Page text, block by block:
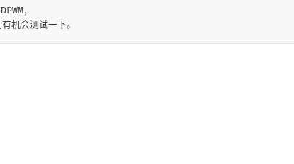
，
机会测试一下。